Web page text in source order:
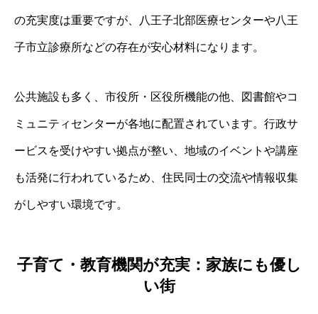
の充実度は重要ですが、八王子北部医療センターや八王
子市立診療所などの存在が安心材料になります。
公共施設も多く、市役所・区役所機能の他、図書館やコ
ミュニティセンターが各地に配置されています。行政サ
ービスを受けやすい拠点が整い、地域のイベントや講座
も活発に行われているため、住民同士の交流や情報収集
がしやすい環境です。
子育て・教育機関が充実：家族にも優し
い街